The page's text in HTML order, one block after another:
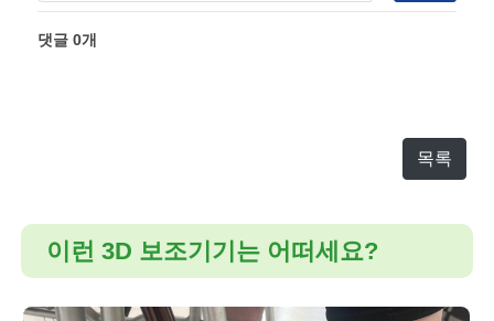
댓글0개
목록
이런 3D 보조기기는 어떠세요?